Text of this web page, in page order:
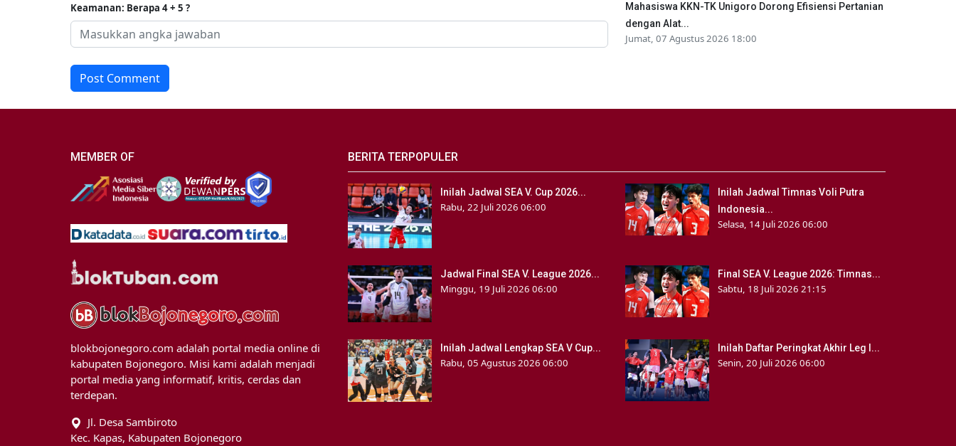
Keamanan: Berapa 4 + 5 ?
Post Comment
Mahasiswa KKN-TK Unigoro Dorong Efisiensi Pertanian
dengan Alat...
Jumat, 07 Agustus 2026 18:00
MEMBER OF
blokbojonegoro.com adalah portal media online di
kabupaten Bojonegoro. Misi kami adalah menjadi
portal media yang informatif, kritis, cerdas dan
terdepan.
Jl. Desa Sambiroto
Kec. Kapas, Kabupaten Bojonegoro
BERITA TERPOPULER
Inilah Jadwal SEA V. Cup 2026...
Rabu, 22 Juli 2026 06:00
Inilah Jadwal Timnas Voli Putra
Indonesia...
Selasa, 14 Juli 2026 06:00
Jadwal Final SEA V. League 2026...
Minggu, 19 Juli 2026 06:00
Final SEA V. League 2026: Timnas...
Sabtu, 18 Juli 2026 21:15
Inilah Jadwal Lengkap SEA V Cup...
Rabu, 05 Agustus 2026 06:00
Inilah Daftar Peringkat Akhir Leg I...
Senin, 20 Juli 2026 06:00